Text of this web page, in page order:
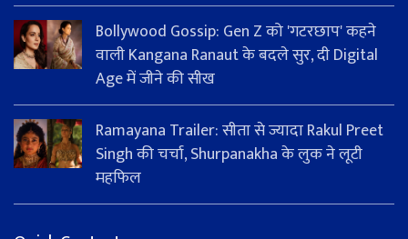
Bollywood Gossip: Gen Z को 'गटरछाप' कहने
वाली Kangana Ranaut के बदले सुर, दी Digital
Age में जीने की सीख
Ramayana Trailer: सीता से ज्यादा Rakul Preet
Singh की चर्चा, Shurpanakha के लुक ने लूटी
महफिल